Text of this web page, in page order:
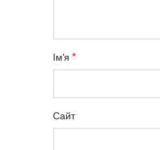
Ім'я *
Сайт